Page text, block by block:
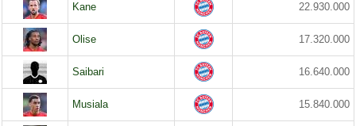
Kane 22.930.000
Olise 17.320.000
Saibari 16.640.000
Musiala 15.840.000